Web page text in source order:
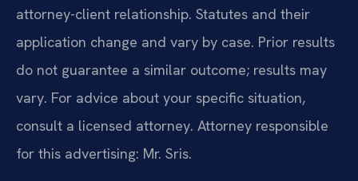
attorney-client relationship. Statutes and their
application change and vary by case. Prior results
do not guarantee a similar outcome; results may
vary. For advice about your specific situation,
consult a licensed attorney. Attorney responsible
for this advertising: Mr. Sris.